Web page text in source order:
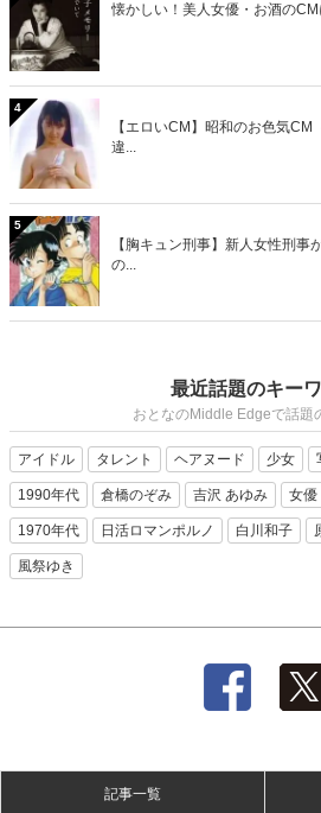
懐かしい！美人女優・お酒の
4
【エロいCM】昭和のお色気
違...
5
【胸キュン刑事】新人女性刑事
の...
最近話題のキー
おとなのMiddle Edgeで話題
アイドル タレント ヘアヌード 少女
1990年代 倉橋のぞみ 吉沢 あゆみ 女優
1970年代 日活ロマンポルノ 白川和子
風祭ゆき
記事一覧